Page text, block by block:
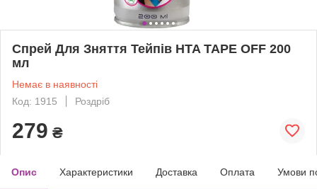
Спрей Для Зняття Тейпів HTA TAPE OFF 200
мл
Немає в наявності
Код: 1915
Роздріб
279 ₴
Опис Характеристики Доставка Оплата Умови